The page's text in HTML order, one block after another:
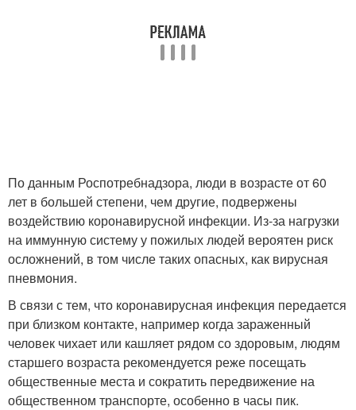
По данным Роспотребнадзора, люди в возрасте от 60
лет в большей степени, чем другие, подвержены
воздействию коронавирусной инфекции. Из-за нагрузки
на иммунную систему у пожилых людей вероятен риск
осложнений, в том числе таких опасных, как вирусная
пневмония.
В связи с тем, что коронавирусная инфекция передается
при близком контакте, например когда зараженный
человек чихает или кашляет рядом со здоровым, людям
старшего возраста рекомендуется реже посещать
общественные места и сократить передвижение на
общественном транспорте, особенно в часы пик.